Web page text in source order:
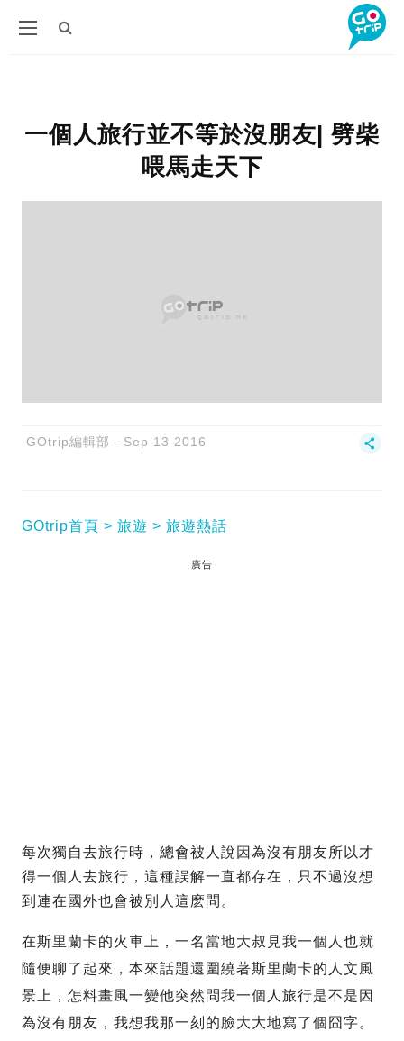
一個人旅行並不等於沒朋友| 劈柴
喂馬走天下
GOtrip編輯部 Sep 13 2016
GOtrip首頁 旅遊 旅遊熱話
廣告
每次獨自去旅行時，總會被人說因為沒有朋友所以才
得一個人去旅行，這種誤解一直都存在，只不過沒想
到連在國外也會被別人這麽問。
在斯里蘭卡的火車上，一名當地大叔見我一個人也就
隨便聊了起來，本來話題還圍繞著斯里蘭卡的人文風
景上，怎料畫風一變他突然問我一個人旅行是不是因
為沒有朋友，我想我那一刻的臉大大地寫了個囧字。